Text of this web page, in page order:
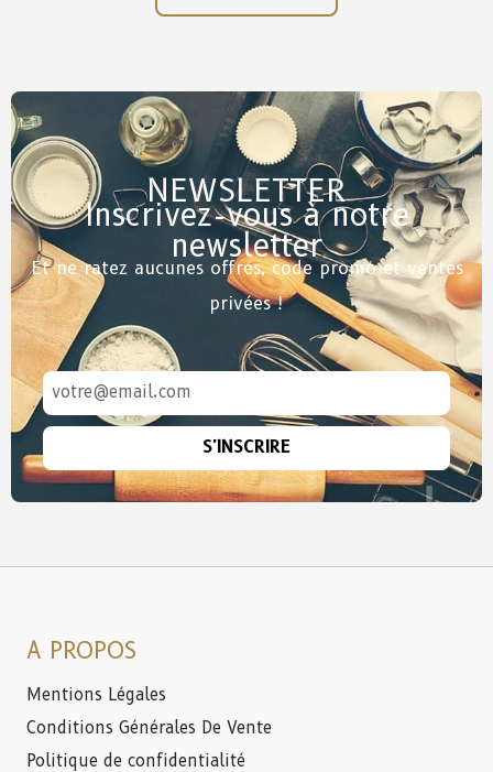
NEWSLETTER
Inscrivez-vous à notre
newsletter
Et ne ratez aucunes offres, code promo et ventes
privées !
S'INSCRIRE
A PROPOS
Mentions Légales
Conditions Générales De Vente
Politique de confidentialité